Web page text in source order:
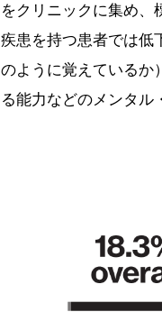
をクリニックに集め、
疾患を持つ患者では低
のように覚えているか
る能力などのメンタル